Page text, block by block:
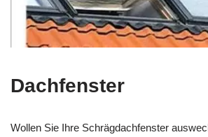
Dachfenster
Wollen Sie Ihre Schrägdachfenster